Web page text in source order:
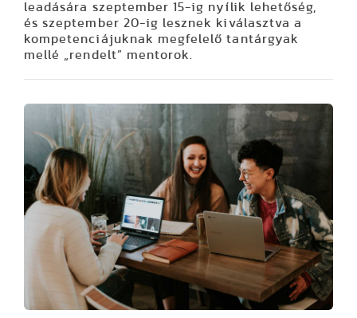
leadására szeptember 15-ig nyílik lehetőség,
és szeptember 20-ig lesznek kiválasztva a
kompetenciájuknak megfelelő tantárgyak
mellé „rendelt” mentorok.